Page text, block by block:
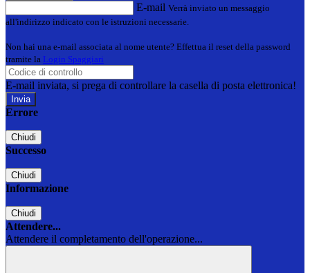
E-mail Verrà inviato un messaggio
all'indirizzo indicato con le istruzioni necessarie.
Non hai una e-mail associata al nome utente? Effettua il reset della password
tramite la Login Spaggiari
E-mail inviata, si prega di controllare la casella di posta elettronica!
Errore
Chiudi
Successo
Chiudi
Informazione
Chiudi
Attendere...
Attendere il completamento dell'operazione...